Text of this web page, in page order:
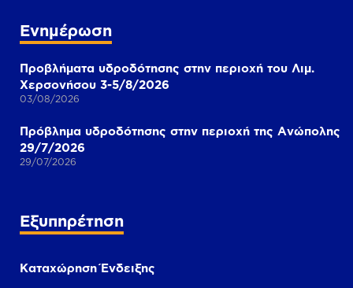
Ενημέρωση
Προβλήματα υδροδότησης στην περιοχή του Λιμ.
Χερσονήσου 3-5/8/2026
03/08/2026
Πρόβλημα υδροδότησης στην περιοχή της Ανώπολης
29/7/2026
29/07/2026
Εξυπηρέτηση
Καταχώρηση Ένδειξης